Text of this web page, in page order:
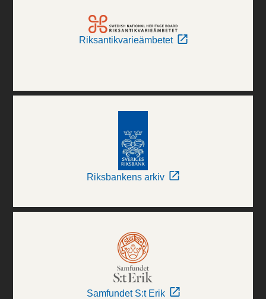
Riksantikvarieämbetet
Riksbankens arkiv
Samfundet S:t Erik